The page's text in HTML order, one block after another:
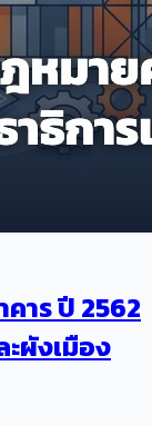
าร ปี 2562
ผังเมือง